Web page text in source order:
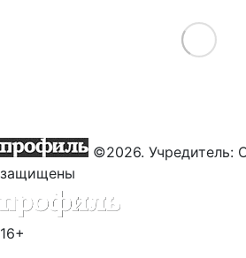
Load More
©2026. Учредитель:
защищены
16+